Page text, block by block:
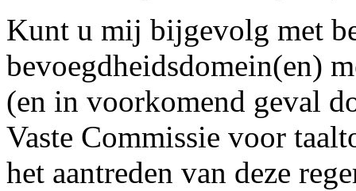
Kunt u mij bijgevolg met
bevoegdheidsdomein(en)
(en in voorkomend geval
Vaste Commissie voor
het aantreden van deze